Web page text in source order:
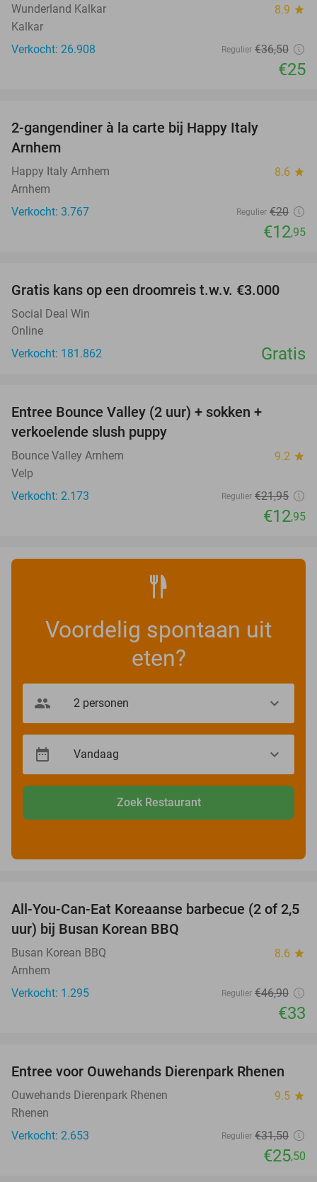
Wunderland Kalkar 8.9 star
Kalkar
Verkocht: 26.908
Regulier €36,50
€25
2-gangendiner à la carte bij Happy Italy
Arnhem
Happy Italy Arnhem 8.6 star
Arnhem
Verkocht: 3.767
Regulier €20
€12,95
Gratis kans op een droomreis t.w.v. €3.000
Social Deal Win
Online
Verkocht: 181.862
Gratis
Entree Bounce Valley (2 uur) + sokken +
verkoelende slush puppy
Bounce Valley Arnhem 9.2 star
Velp
Verkocht: 2.173
Regulier €21,95
€12,95
Voordelig spontaan uit
eten?
Zoek Restaurant
30%
All-You-Can-Eat Koreaanse barbecue (2 of 2,5
uur) bij Busan Korean BBQ
Busan Korean BBQ 8.6 star
Arnhem
Verkocht: 1.295
Regulier €46,90
€33
19%
Entree voor Ouwehands Dierenpark Rhenen
Ouwehands Dierenpark Rhenen 9.5 star
Rhenen
Verkocht: 2.653
Regulier €31,50
€25,50